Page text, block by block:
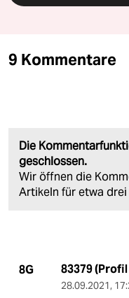
9 Kommentare
Die
geschlossen.
Wir öffnen die
Artikeln für etwa drei
8G 83379
28.09.2021,